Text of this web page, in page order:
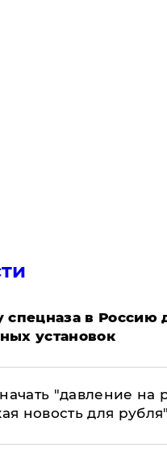
спецназа в Россию
установок
"давление на
новость для рубля"